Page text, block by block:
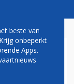
DE
beste van
onbeperkt
Apps.